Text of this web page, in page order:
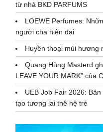
từ nhà BKD PARFUMS
LOEWE Perfumes:
người cha hiện đại
Huyền thoại mùi hương
Quang Hùng Masterd
LEAVE YOUR MARK” của
UEB Job Fair 2026:
tạo tương lai thê hệ trẻ